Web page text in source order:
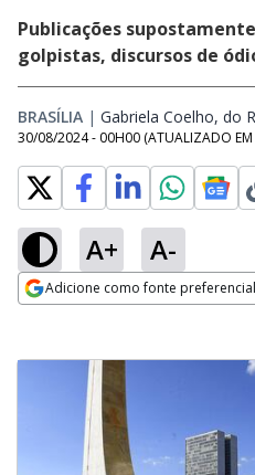
Publicações
golpistas, discursos de
BRASÍLIA | Gabriela Coelho, do
30/08/2024 - 00H00 (ATUALIZADO EM
A+ A-
Adicione como fonte